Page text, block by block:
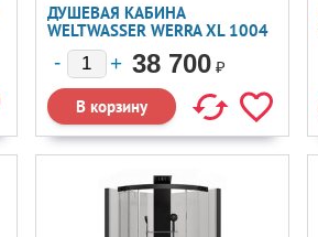
ДУШЕВАЯ КАБИНА
WELTWASSER WERRA XL 1004
100X100
38 700 ₽